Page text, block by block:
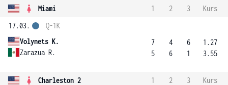
Miami 1 2 3
Kurs
17.03.
Volynets K.
Zarazua R.
Q-1K
7
5
4
6
6
1
1.27
3.55
Charleston 2 1 2 3
Kurs